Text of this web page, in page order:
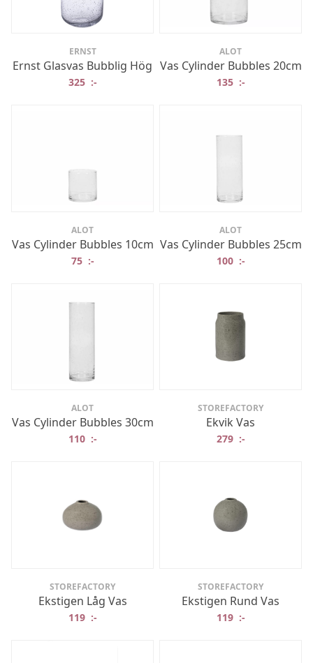
ERNST
Ernst Glasvas Bubblig Hög
325 :-
ALOT
Vas Cylinder Bubbles 20cm
135 :-
ALOT
Vas Cylinder Bubbles 10cm
75 :-
ALOT
Vas Cylinder Bubbles 25cm
100 :-
ALOT
Vas Cylinder Bubbles 30cm
110 :-
STOREFACTORY
Ekvik Vas
279 :-
STOREFACTORY
Ekstigen Låg Vas
119 :-
STOREFACTORY
Ekstigen Rund Vas
119 :-